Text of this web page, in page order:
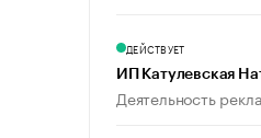
ДЕЙСТВУЕТ
ИП Катулевская
Деятельность